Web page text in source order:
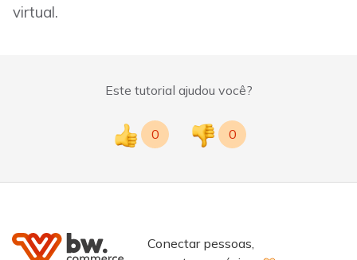
virtual.
Este tutorial ajudou você?
0 0
Conectar pessoas,